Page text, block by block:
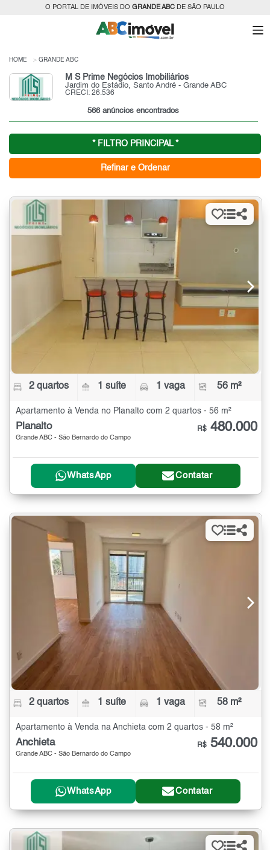
O PORTAL DE IMÓVEIS DO GRANDE ABC DE SÃO PAULO
HOME GRANDE ABC
M S Prime Negócios Imobiliários
Jardim do Estádio, Santo André - Grande ABC
CRECI: 26.536
566 anúncios encontrados
* FILTRO PRINCIPAL *
Refinar e Ordenar
2 quartos 1 suíte 1 vaga 56 m²
Apartamento à Venda no Planalto com 2 quartos - 56 m²
Planalto
Grande ABC - São Bernardo do Campo
R$ 480.000
WhatsApp Contatar
2 quartos 1 suíte 1 vaga 58 m²
Apartamento à Venda na Anchieta com 2 quartos - 58 m²
Anchieta
Grande ABC - São Bernardo do Campo
R$ 540.000
WhatsApp Contatar